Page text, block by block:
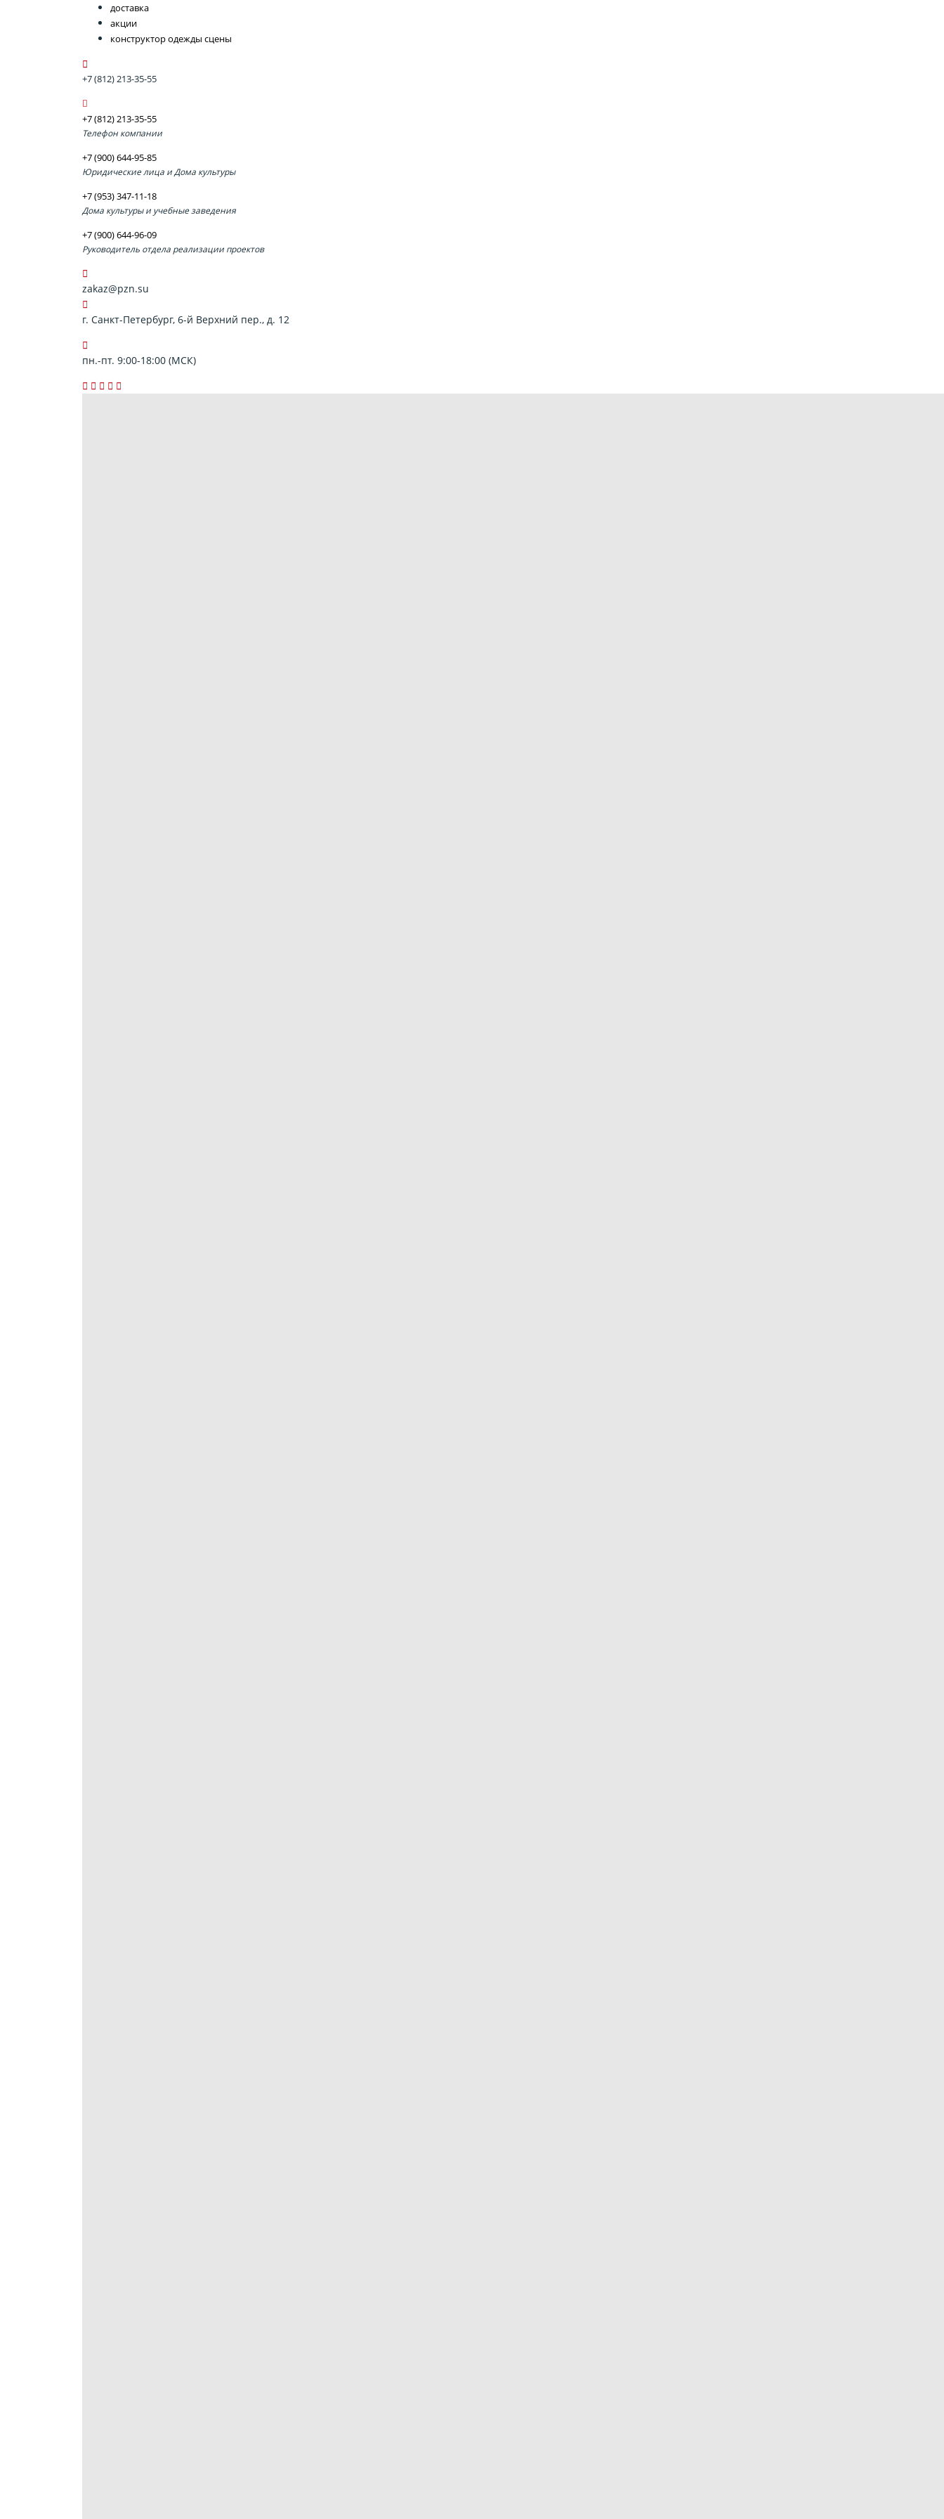
доставка
акции
конструктор одежды сцены
+7 (812) 213-35-55
+7 (812) 213-35-55
Телефон компании
+7 (900) 644-95-85
Юридические лица и Дома культуры
+7 (953) 347-11-18
Дома культуры и учебные заведения
+7 (900) 644-96-09
Руководитель отдела реализации проектов
zakaz@pzn.su
г. Санкт-Петербург, 6-й Верхний пер., д. 12
пн.-пт. 9:00-18:00 (МСК)